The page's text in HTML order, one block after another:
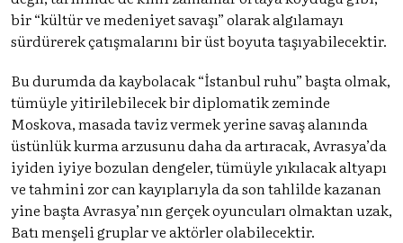
bir “kültür ve medeniyet savaşı” olarak algılamayı
sürdürerek çatışmalarını bir üst boyuta taşıyabilecektir.
Bu durumda da kaybolacak “İstanbul ruhu” başta olmak,
tümüyle yitirilebilecek bir diplomatik zeminde
Moskova, masada taviz vermek yerine savaş alanında
üstünlük kurma arzusunu daha da artıracak, Avrasya’da
iyiden iyiye bozulan dengeler, tümüyle yıkılacak altyapı
ve tahmini zor can kayıplarıyla da son tahlilde kazanan
yine başta Avrasya’nın gerçek oyuncuları olmaktan uzak,
Batı menşeli gruplar ve aktörler olabilecektir.